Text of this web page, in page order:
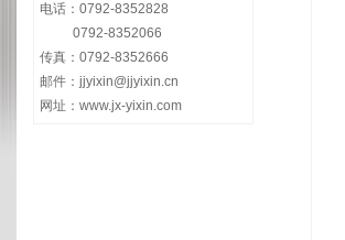
电话：0792-8352828
0792-8352066
传真：0792-8352666
邮件：jjyixin@jjyixin.cn
网址：www.jx-yixin.com